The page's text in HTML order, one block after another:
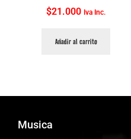
$21.000 Iva Inc.
Añadir al carrito
Musica